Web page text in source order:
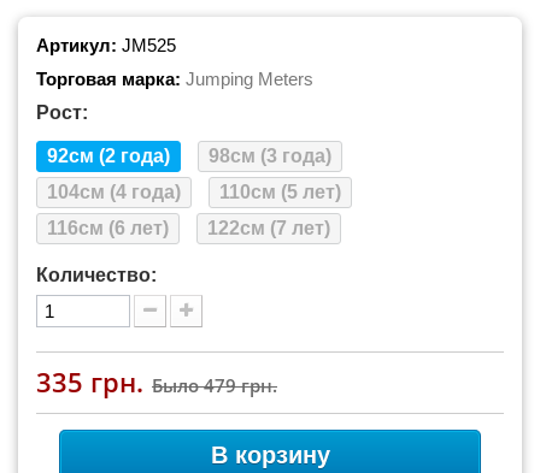
Артикул: JM525
Торговая марка: Jumping Meters
Рост:
92см (2 года)
98см (3 года)
104см (4 года)
110см (5 лет)
116см (6 лет)
122см (7 лет)
Количество:
335 грн. Было479 грн.
В корзину